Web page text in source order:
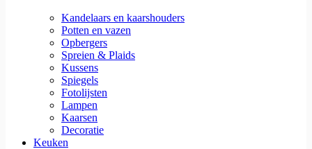
Kandelaars en kaarshouders
Potten en vazen
Opbergers
Spreien & Plaids
Kussens
Spiegels
Fotolijsten
Lampen
Kaarsen
Decoratie
Keuken